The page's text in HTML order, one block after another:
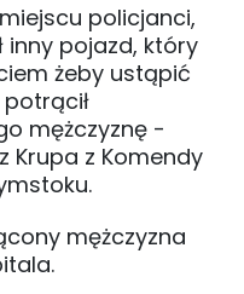
policjanci,
inny pojazd, który
żeby ustąpić
mężczyznę -
Krupa z Komendy
mężczyzna